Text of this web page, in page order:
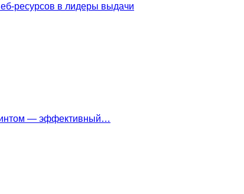
ресурсов в лидеры выдачи
— эффективный…